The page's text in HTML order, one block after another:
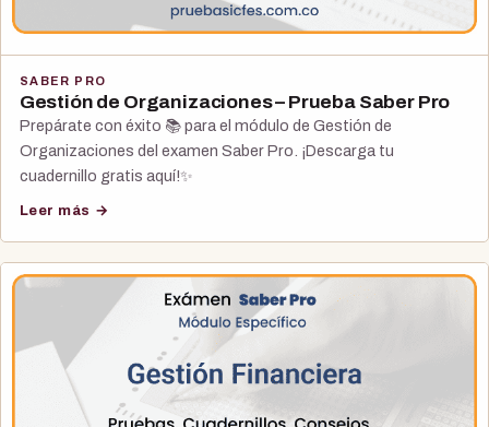
SABER PRO
Gestión de Organizaciones – Prueba Saber Pro
Prepárate con éxito 📚 para el módulo de Gestión de
Organizaciones del examen Saber Pro. ¡Descarga tu
cuadernillo gratis aquí!✨
Leer más →